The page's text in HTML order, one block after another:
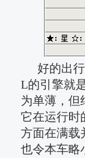
好的出
L的引擎就
为单薄，但
它在运行时
方面在满载
也令本车略